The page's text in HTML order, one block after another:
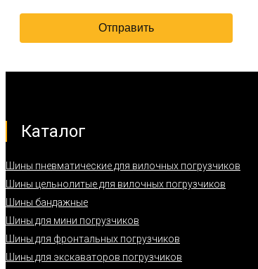
Каталог
Шины пневматические для вилочных погрузчиков
Шины цельнолитые для вилочных погрузчиков
Шины бандажные
Шины для мини погрузчиков
Шины для фронтальных погрузчиков
Шины для экскаваторов погрузчиков